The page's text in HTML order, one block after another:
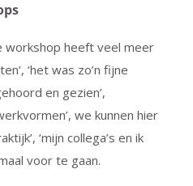
workshop heeft veel meer
‘het was zo’n fijne
en gezien’,
we kunnen hier
‘mijn collega’s en ik
voor te gaan.